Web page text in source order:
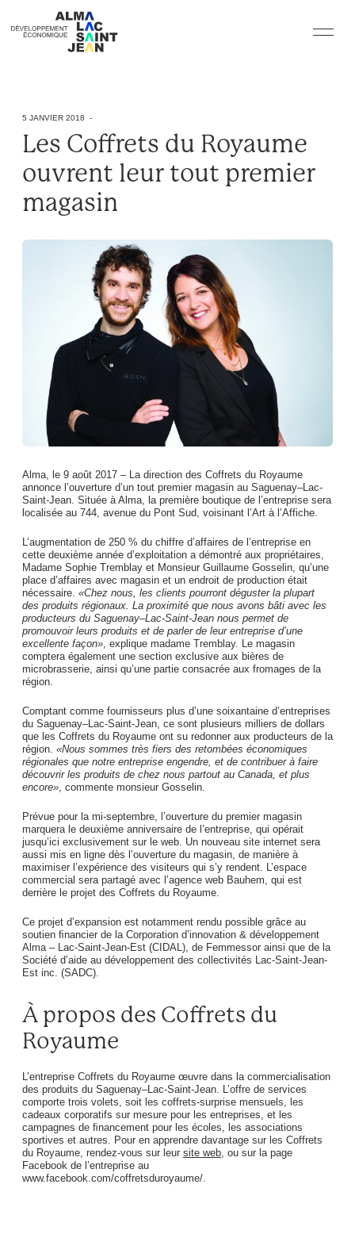
5 JANVIER 2018 -
Les Coffrets du Royaume
ouvrent leur tout premier
magasin
Alma, le 9 août 2017 – La direction des Coffrets du Royaume
annonce l’ouverture d’un tout premier magasin au Saguenay–Lac-
Saint-Jean. Située à Alma, la première boutique de l’entreprise sera
localisée au 744, avenue du Pont Sud, voisinant l’Art à l’Affiche.
L’augmentation de 250 % du chiffre d’affaires de l’entreprise en
cette deuxième année d’exploitation a démontré aux propriétaires,
Madame Sophie Tremblay et Monsieur Guillaume Gosselin, qu’une
place d’affaires avec magasin et un endroit de production était
nécessaire. «Chez nous, les clients pourront déguster la plupart
des produits régionaux. La proximité que nous avons bâti avec les
producteurs du Saguenay–Lac-Saint-Jean nous permet de
promouvoir leurs produits et de parler de leur entreprise d’une
excellente façon» , explique madame Tremblay. Le magasin
comptera également une section exclusive aux bières de
microbrasserie, ainsi qu’une partie consacrée aux fromages de la
région.
Comptant comme fournisseurs plus d’une soixantaine d’entreprises
du Saguenay–Lac-Saint-Jean, ce sont plusieurs milliers de dollars
que les Coffrets du Royaume ont su redonner aux producteurs de la
région. «Nous sommes très fiers des retombées économiques
régionales que notre entreprise engendre, et de contribuer à faire
découvrir les produits de chez nous partout au Canada, et plus
encore» , commente monsieur Gosselin.
Prévue pour la mi-septembre, l’ouverture du premier magasin
marquera le deuxième anniversaire de l’entreprise, qui opérait
jusqu’ici exclusivement sur le web. Un nouveau site internet sera
aussi mis en ligne dès l’ouverture du magasin, de manière à
maximiser l’expérience des visiteurs qui s’y rendent. L’espace
commercial sera partagé avec l’agence web Bauhem, qui est
derrière le projet des Coffrets du Royaume.
Ce projet d’expansion est notamment rendu possible grâce au
soutien ﬁnancier de la Corporation d’innovation & développement
Alma – Lac-Saint-Jean-Est (CIDAL), de Femmessor ainsi que de la
Société d’aide au développement des collectivités Lac-Saint-Jean-
Est inc. (SADC).
À propos des Coffrets du
Royaume
L’entreprise Coffrets du Royaume œuvre dans la commercialisation
des produits du Saguenay–Lac-Saint-Jean. L’offre de services
comporte trois volets, soit les coffrets-surprise mensuels, les
cadeaux corporatifs sur mesure pour les entreprises, et les
campagnes de ﬁnancement pour les écoles, les associations
sportives et autres. Pour en apprendre davantage sur les Coffrets
du Royaume, rendez-vous sur leur site web , ou sur la page
Facebook de l’entreprise au
www.facebook.com/coffretsduroyaume/.